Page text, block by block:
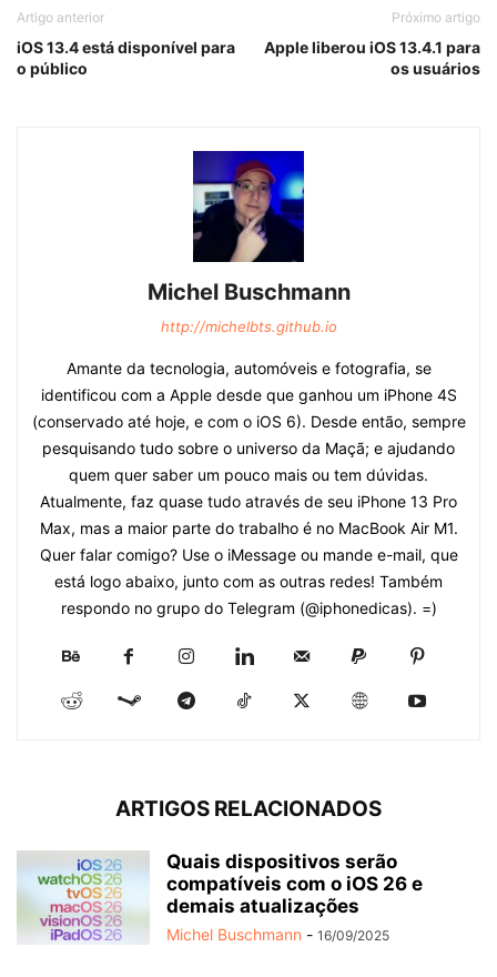
Artigo anterior
iOS 13.4 está disponível para
o público
Próximo artigo
Apple liberou iOS 13.4.1 para
os usuários
Michel Buschmann
http://michelbts.github.io
Amante da tecnologia, automóveis e fotografia, se
identificou com a Apple desde que ganhou um iPhone 4S
(conservado até hoje, e com o iOS 6). Desde então, sempre
pesquisando tudo sobre o universo da Maçã; e ajudando
quem quer saber um pouco mais ou tem dúvidas.
Atualmente, faz quase tudo através de seu iPhone 13 Pro
Max, mas a maior parte do trabalho é no MacBook Air M1.
Quer falar comigo? Use o iMessage ou mande e-mail, que
está logo abaixo, junto com as outras redes! Também
respondo no grupo do Telegram (@iphonedicas). =)
ARTIGOS RELACIONADOS
Quais dispositivos serão
compatíveis com o iOS 26 e
demais atualizações
Michel Buschmann - 16/09/2025